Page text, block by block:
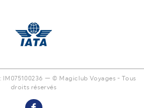
— © Magiclub Voyages - Tous
droits réservés